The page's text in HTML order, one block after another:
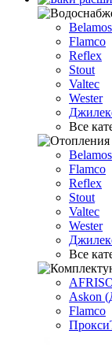
Belamos
Flamco
Reflex
Stout
Valtec
Wester
Все
Belamos
Flamco
Reflex
Stout
Valtec
Wester
Все
Askon
Flamco